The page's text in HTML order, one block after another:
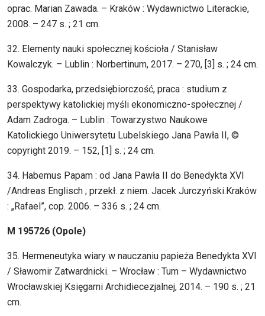
oprac. Marian Zawada. – Kraków : Wydawnictwo Literackie,
2008. – 247 s. ; 21 cm.
32. Elementy nauki społecznej kościoła / Stanisław
Kowalczyk. – Lublin : Norbertinum, 2017. – 270, [3] s. ; 24 cm.
33. Gospodarka, przedsiębiorczość, praca : studium z
perspektywy katolickiej myśli ekonomiczno-społecznej /
Adam Zadroga. – Lublin : Towarzystwo Naukowe
Katolickiego Uniwersytetu Lubelskiego Jana Pawła II, ©
copyright 2019. – 152, [1] s. ; 24 cm.
34. Habemus Papam : od Jana Pawła II do Benedykta XVI
/Andreas Englisch ; przekł. z niem. Jacek Jurczyński.Kraków
: „Rafael”, cop. 2006. – 336 s. ; 24 cm.
M 195726 (Opole)
35. Hermeneutyka wiary w nauczaniu papieża Benedykta XVI
/ Sławomir Zatwardnicki. – Wrocław : Tum – Wydawnictwo
Wrocławskiej Księgarni Archidiecezjalnej, 2014. – 190 s. ; 21
cm.